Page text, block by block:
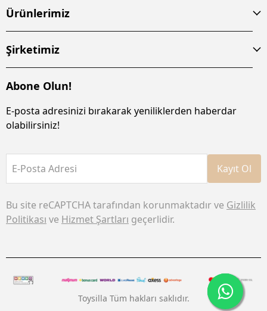
Ürünlerimiz
Şirketimiz
Abone Olun!
E-posta adresinizi bırakarak yeniliklerden haberdar
olabilirsiniz!
E-Posta Adresi Kayıt Ol
Bu site reCAPTCHA tarafından korunmaktadır ve Gizlilik
Politikası ve Hizmet Şartları geçerlidir.
Toysilla Tüm hakları saklıdır.